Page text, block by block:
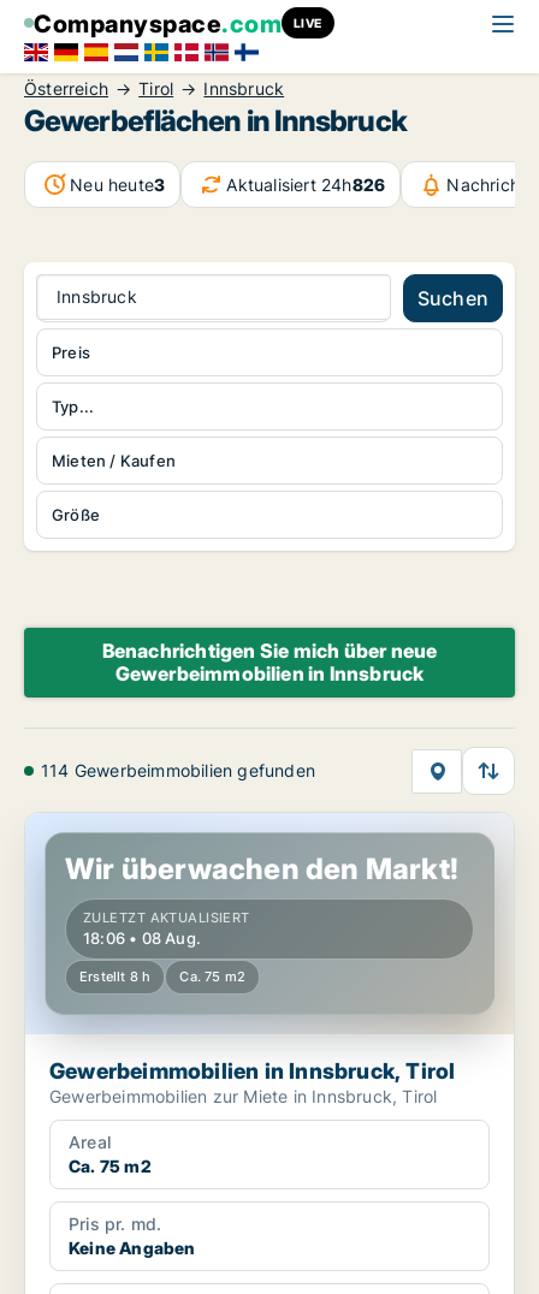
Companyspace.com LIVE
Österreich Tirol Innsbruck
Gewerbeflächen in Innsbruck
Neu heute3 Aktualisiert 24h826
Innsbruck Suchen
Typ...
Mieten / Kaufen
Größe
Preis
Benachrichtigen Sie mich über neue
Gewerbeimmobilien in Innsbruck
114 Gewerbeimmobilien gefunden
Gewerbeimmobilien in Innsbruck, Tirol
Wir überwachen den Markt!
ZULETZT AKTUALISIERT
18:06 • 08 Aug.
Erstellt 8 h Ca. 75 m2
Gewerbeimmobilien in Innsbruck, Tirol
Gewerbeimmobilien zur Miete in Innsbruck, Tirol
Areal
Ca. 75 m2
Pris pr. md.
Keine Angaben